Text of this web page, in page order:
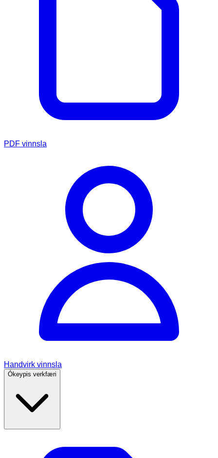
PDF vinnsla
Handvirk vinnsla
Ókeypis verkfæri